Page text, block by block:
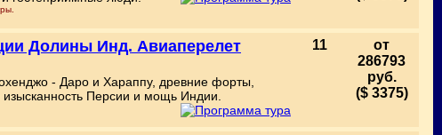
Долины Инд. Авиаперелет
- Даро и Хараппу, древние форты,
Персии и мощь Индии.
11
от
286793
руб.
($ 3375)